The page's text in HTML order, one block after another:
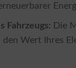
Fahrzeugs: Die
den Wert Ihres